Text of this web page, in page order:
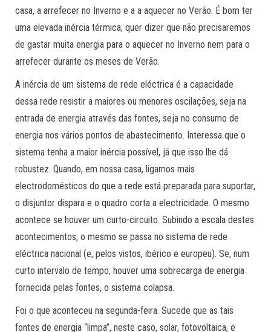
casa, a arrefecer no Inverno e a a aquecer no Verão. É bom ter
uma elevada inércia térmica; quer dizer que não precisaremos
de gastar muita energia para o aquecer no Inverno nem para o
arrefecer durante os meses de Verão.
A inércia de um sistema de rede eléctrica é a capacidade
dessa rede resistir a maiores ou menores oscilações, seja na
entrada de energia através das fontes, seja no consumo de
energia nos vários pontos de abastecimento. Interessa que o
sistema tenha a maior inércia possível, já que isso lhe dá
robustez. Quando, em nossa casa, ligamos mais
electrodomésticos do que a rede está preparada para suportar,
o disjuntor dispara e o quadro corta a electricidade. O mesmo
acontece se houver um curto-circuito. Subindo a escala destes
acontecimentos, o mesmo se passa no sistema de rede
eléctrica nacional (e, pelos vistos, ibérico e europeu). Se, num
curto intervalo de tempo, houver uma sobrecarga de energia
fornecida pelas fontes, o sistema colapsa.
Foi o que aconteceu na segunda-feira. Sucede que as tais
fontes de energia “limpa”, neste caso, solar, fotovoltaica, e